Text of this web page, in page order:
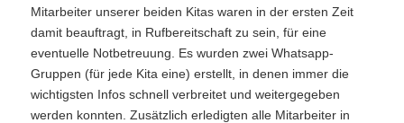
Mitarbeiter unserer beiden Kitas waren in der ersten Zeit
damit beauftragt, in Rufbereitschaft zu sein, für eine
eventuelle Notbetreuung. Es wurden zwei Whatsapp-
Gruppen (für jede Kita eine) erstellt, in denen immer die
wichtigsten Infos schnell verbreitet und weitergegeben
werden konnten. Zusätzlich erledigten alle Mitarbeiter in